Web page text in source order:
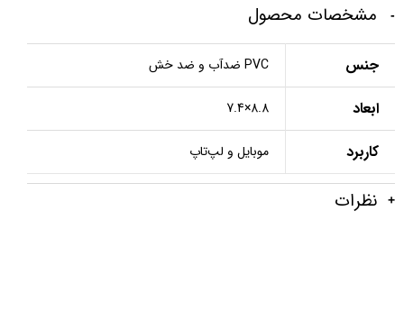
مشخصات محصول
جنس PVC ضدآب و ضد خش
ابعاد 8.8×7.4
کاربرد موبایل و لپ‌تاپ
نظرات